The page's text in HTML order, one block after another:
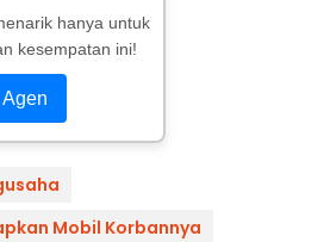
hanya untuk
kesempatan ini!
Mobil Korbannya